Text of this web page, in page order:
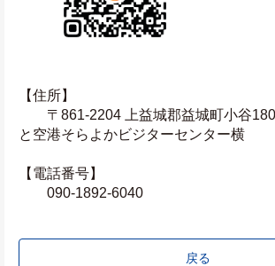
【住所】
〒861-2204 上益城郡益城町小谷
と空港そらよかビジターセンター横
【電話番号】
090-1892-6040
戻る